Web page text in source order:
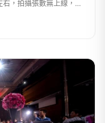
，拍攝張數無上線，拍
曝光、對比、飽和、色